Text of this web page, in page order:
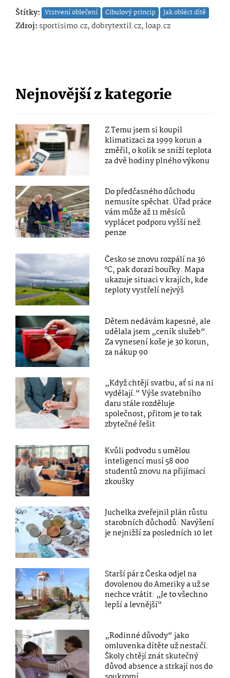
Štítky: Vrstvení oblečení Cibulový princip Jak obléct dítě
Zdroj: sportisimo.cz, dobrytextil.cz, loap.cz
Nejnovější z kategorie
Z Temu jsem si koupil
klimatizaci za 1999 korun a
změřil, o kolik se sníží teplota
za dvě hodiny plného výkonu
Do předčasného důchodu
nemusíte spěchat. Úřad práce
vám může až 11 měsíců
vyplácet podporu vyšší než
penze
Česko se znovu rozpálí na 36
°C, pak dorazí bouřky. Mapa
ukazuje situaci v krajích, kde
teploty vystřelí nejvýš
Dětem nedávám kapesné, ale
udělala jsem „ceník služeb“.
Za vynesení koše je 30 korun,
za nákup 90
„Když chtějí svatbu, ať si na ni
vydělají.“ Výše svatebního
daru stále rozděluje
společnost, přitom je to tak
zbytečné řešit
Kvůli podvodu s umělou
inteligencí musí 58 000
studentů znovu na přijímací
zkoušky
Juchelka zveřejnil plán růstu
starobních důchodů: Navýšení
je nejnižší za posledních 10 let
Starší pár z Česka odjel na
dovolenou do Ameriky a už se
nechce vrátit: „Je to všechno
lepší a levnější“
„Rodinné důvody“ jako
omluvenka dítěte už nestačí.
Školy chtějí znát skutečný
důvod absence a strkají nos do